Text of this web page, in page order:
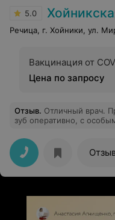
5.0 Хойникская
Речица, г. Хойники, ул.
Вакцинация от
Цена по запросу
Отзыв. Отличный врач.
зуб оперативно, с